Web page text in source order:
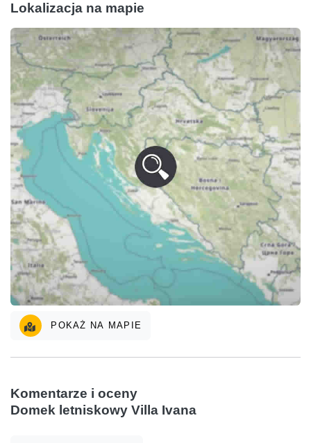
Lokalizacja na mapie
POKAŻ NA MAPIE
Komentarze i oceny
Domek letniskowy Villa Ivana